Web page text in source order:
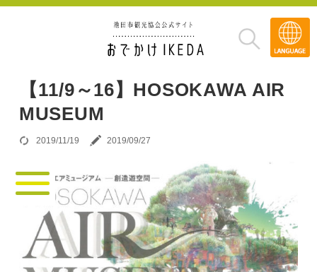
【11/9～16】HOSOKAWA AIR
MUSEUM
2019/11/19 2019/09/27
»